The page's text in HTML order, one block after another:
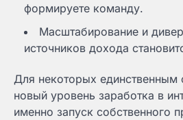
формируете команду.
Масштабирование и
источников дохода
Для некоторых единственным
новый уровень заработка в
именно запуск собственного